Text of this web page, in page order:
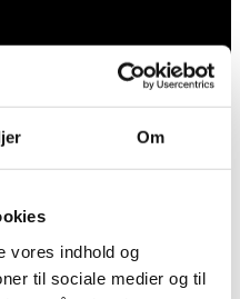
Om
vores indhold og
til sociale medier og til